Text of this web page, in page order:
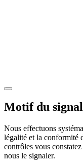
Motif du
Nous effectuons
légalité et la conformité
contrôles vous
nous le signaler.